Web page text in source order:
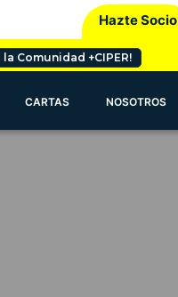
Hazte Socio
la Comunidad +CIPER!
CARTAS NOSOTROS